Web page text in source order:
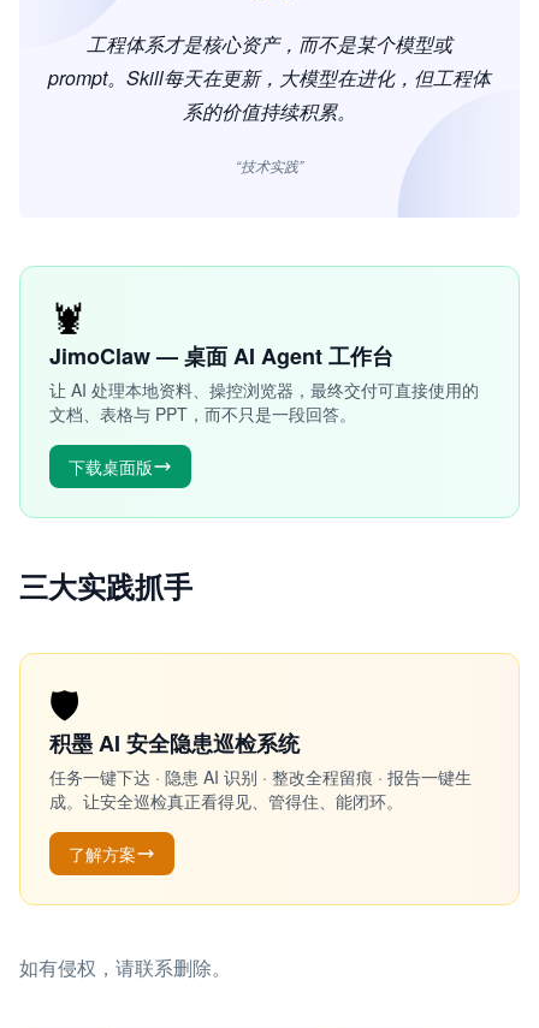
工程体系才是核心资产，而不是某个模型或
prompt。Skill每天在更新，大模型在进化，但工程体
系的价值持续积累。
“技术实践”
🦞
JimoClaw — 桌面 AI Agent 工作台
让 AI 处理本地资料、操控浏览器，最终交付可直接使用的
文档、表格与 PPT，而不只是一段回答。
下载桌面版
三大实践抓手
🛡️
积墨 AI 安全隐患巡检系统
任务一键下达 · 隐患 AI 识别 · 整改全程留痕 · 报告一键生
成。让安全巡检真正看得见、管得住、能闭环。
了解方案
如有侵权，请联系删除。